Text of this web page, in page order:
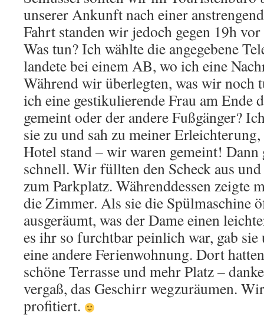
unserer Ankunft nach einer
Fahrt standen wir jedoch gegen 19h
Was tun? Ich wählte die angegebene
landete bei einem AB, wo ich eine
Während wir überlegten, was wir noch
ich eine gestikulierende Frau am Ende
gemeint oder der andere Fußgänger?
sie zu und sah zu meiner
Hotel stand – wir waren gemeint!
schnell. Wir füllten den Scheck aus
zum Parkplatz. Währenddessen zeigte
die Zimmer. Als sie die Spülmaschine
ausgeräumt, was der Dame einen
es ihr so furchtbar peinlich war, gab sie
eine andere Ferienwohnung. Dort
schöne Terrasse und mehr Platz –
vergaß, das Geschirr wegzuräumen.
profitiert.